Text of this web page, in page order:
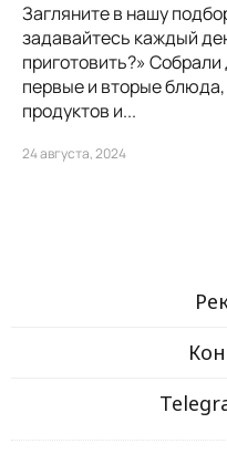
Загляните в нашу
задавайтесь каждый
приготовить?»
первые и вторые
продуктов и...
24 августа, 2024